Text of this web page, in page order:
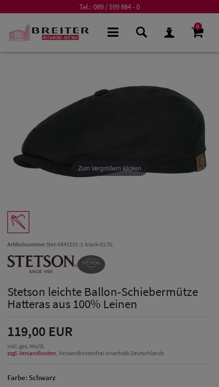
Tel.: 089 / 599 884 - 0
0
Zum Vergrößern klicken
ArtikelnummerStet-6843101-1-black-61/XL
Stetson leichte Ballon-Schiebermütze
Hatteras aus 100% Leinen
119,00 EUR
inkl. ges. MwSt.
zzgl. Versandkosten, Versandkostenfrei innerhalb Deutschlands
Farbe: Schwarz